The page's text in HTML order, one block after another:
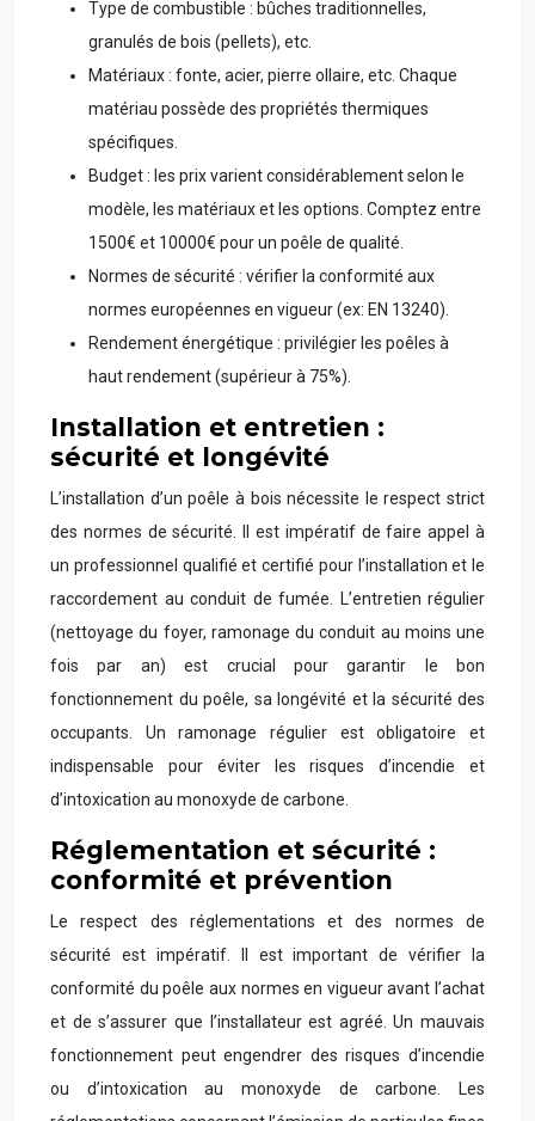
Type de combustible : bûches traditionnelles,
granulés de bois (pellets), etc.
Matériaux : fonte, acier, pierre ollaire, etc. Chaque
matériau possède des propriétés thermiques
spécifiques.
Budget : les prix varient considérablement selon le
modèle, les matériaux et les options. Comptez entre
1500€ et 10000€ pour un poêle de qualité.
Normes de sécurité : vérifier la conformité aux
normes européennes en vigueur (ex: EN 13240).
Rendement énergétique : privilégier les poêles à
haut rendement (supérieur à 75%).
Installation et entretien :
sécurité et longévité
L’installation d’un poêle à bois nécessite le respect strict
des normes de sécurité. Il est impératif de faire appel à
un professionnel qualifié et certifié pour l’installation et le
raccordement au conduit de fumée. L’entretien régulier
(nettoyage du foyer, ramonage du conduit au moins une
fois par an) est crucial pour garantir le bon
fonctionnement du poêle, sa longévité et la sécurité des
occupants. Un ramonage régulier est obligatoire et
indispensable pour éviter les risques d’incendie et
d’intoxication au monoxyde de carbone.
Réglementation et sécurité :
conformité et prévention
Le respect des réglementations et des normes de
sécurité est impératif. Il est important de vérifier la
conformité du poêle aux normes en vigueur avant l’achat
et de s’assurer que l’installateur est agréé. Un mauvais
fonctionnement peut engendrer des risques d’incendie
ou d’intoxication au monoxyde de carbone. Les